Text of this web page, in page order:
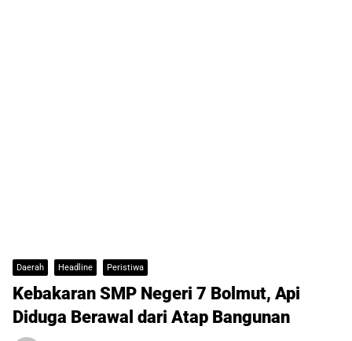
Daerah Headline Peristiwa
Kebakaran SMP Negeri 7 Bolmut, Api
Diduga Berawal dari Atap Bangunan